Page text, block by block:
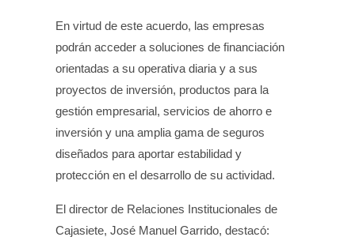
En virtud de este acuerdo, las empresas
podrán acceder a soluciones de financiación
orientadas a su operativa diaria y a sus
proyectos de inversión, productos para la
gestión empresarial, servicios de ahorro e
inversión y una amplia gama de seguros
diseñados para aportar estabilidad y
protección en el desarrollo de su actividad.
El director de Relaciones Institucionales de
Cajasiete, José Manuel Garrido, destacó: